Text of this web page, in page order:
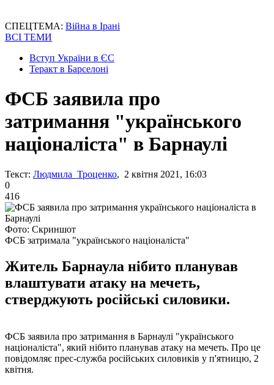
СПЕЦТЕМА: Війна в Ірані
ВСІ ТЕМИ
Вступ України в ЄС
Теракт в Барселоні
ФСБ заявила про
затримання "українського
націоналіста" в Барнаулі
Текст: Людмила Троценко, 2 квітня 2021, 16:03
0
416
Фото: Скриншот
ФСБ затримала "українського націоналіста"
Житель Барнаула нібито планував
влаштувати атаку на мечеть,
стверджують російські силовики.
ФСБ заявила про затримання в Барнаулі "українського
націоналіста", який нібито планував атаку на мечеть. Про це
повідомляє прес-служба російських силовиків у п'ятницю, 2
квітня.